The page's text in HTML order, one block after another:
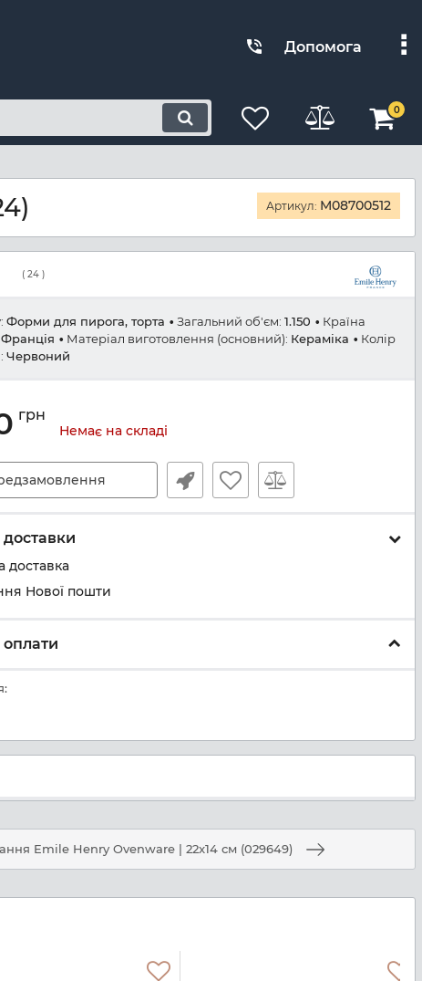
Допомога
0
Артикул: M08700512
( 24 )
Форми для пирога, торта Загальний об'єм: 1.150
Країна
Франція Матеріал виготовлення (основний): Кераміка
Колір
Червоний
грн
Немає на складі
доставка
Нової пошти
Emile Henry Ovenware | 22x14 см (029649)